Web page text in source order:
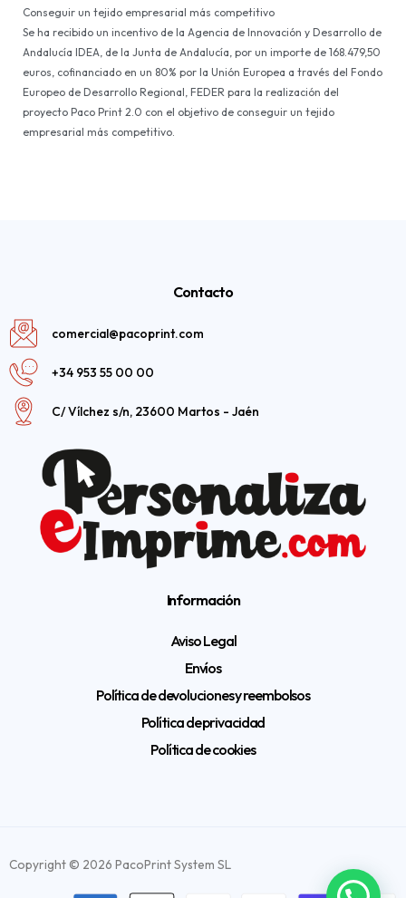
Conseguir un tejido empresarial más competitivo
Se ha recibido un incentivo de la Agencia de Innovación y Desarrollo de
Andalucía IDEA, de la Junta de Andalucía, por un importe de 168.479,50
euros, cofinanciado en un 80% por la Unión Europea a través del Fondo
Europeo de Desarrollo Regional, FEDER para la realización del
proyecto Paco Print 2.0 con el objetivo de conseguir un tejido
empresarial más competitivo.
Contacto
comercial@pacoprint.com
+34 953 55 00 00
C/ Vílchez s/n, 23600 Martos - Jaén
Información
Aviso Legal
Envíos
Política de devoluciones y reembolsos
Política de privacidad
Política de cookies
Copyright © 2026 PacoPrint System SL